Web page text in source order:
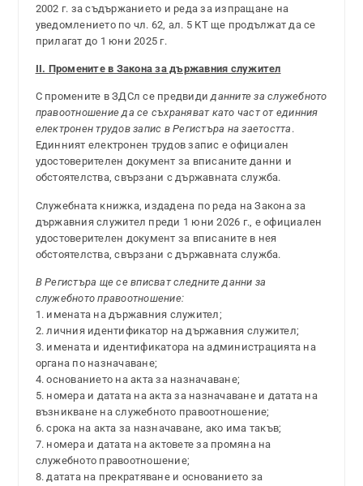
2002 г. за съдържанието и реда за изпращане на
уведомлението по чл. 62, ал. 5 КТ ще продължат да се
прилагат до 1 юни 2025 г.
II. Промените в Закона за държавния служител
С промените в ЗДСл се предвидиданните за служебното
правоотношение да се съхраняват като част от единния
електронен трудов запис в Регистъра на заетостта .
Единният електронен трудов запис е официален
удостоверителен документ за вписаните данни и
обстоятелства, свързани с държавната служба.
Служебната книжка, издадена по реда на Закона за
държавния служител преди 1 юни 2026 г., е официален
удостоверителен документ за вписаните в нея
обстоятелства, свързани с държавната служба.
В Регистъра ще се вписват следните данни за
служебното правоотношение:
1. имената на държавния служител;
2. личния идентификатор на държавния служител;
3. имената и идентификатора на администрацията на
органа по назначаване;
4. основанието на акта за назначаване;
5. номера и датата на акта за назначаване и датата на
възникване на служебното правоотношение;
6. срока на акта за назначаване, ако има такъв;
7. номера и датата на актовете за промяна на
служебното правоотношение;
8. датата на прекратяване и основанието за